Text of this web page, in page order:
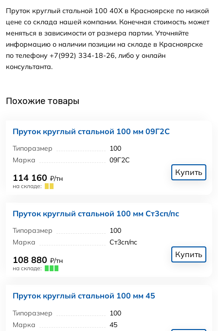
Пруток круглый стальной 100 40Х в Красноярске по низкой
цене со склада нашей компании. Конечная стоимость может
меняться в зависимости от размера партии. Уточняйте
информацию о наличии позиции на складе в Красноярске
по телефону +7(992) 334-18-26, либо у онлайн
консультанта.
Похожие товары
Пруток круглый стальной 100 мм 09Г2С
Типоразмер
100
Марка
09Г2С
114 160 ₽/тн
на складе:
Купить
Пруток круглый стальной 100 мм Ст3сп/пс
Типоразмер
100
Марка
Ст3сп/пс
108 880 ₽/тн
на складе:
Купить
Пруток круглый стальной 100 мм 45
Типоразмер
100
Марка
45